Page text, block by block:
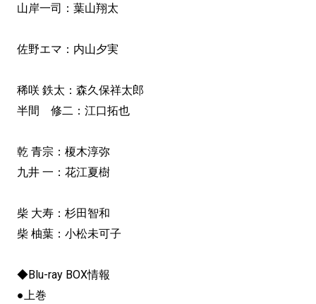
山岸一司：葉山翔太
佐野エマ：内山夕実
稀咲 鉄太：森久保祥太郎
半間 修二：江口拓也
乾 青宗：榎木淳弥
九井 一：花江夏樹
柴 大寿：杉田智和
柴 柚葉：小松未可子
◆Blu-ray BOX情報
●上巻